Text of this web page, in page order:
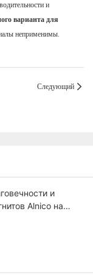
и
варианта для
неприменимы.
Следующий
и
Alnico на